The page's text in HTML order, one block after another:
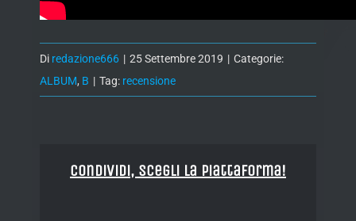
Di redazione666 | 25 Settembre 2019 | Categorie:
ALBUM, B | Tag: recensione
Condividi, Scegli la piattaforma!